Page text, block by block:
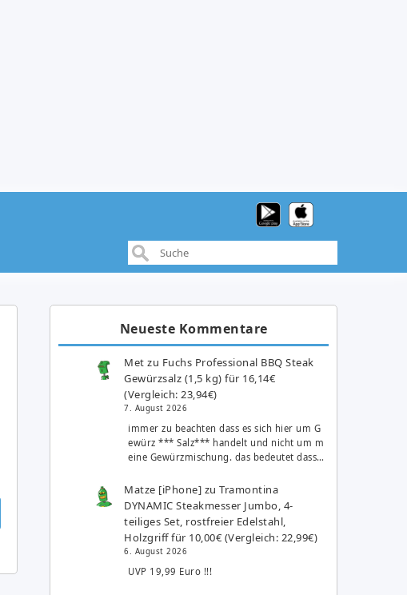
Neueste Kommentare
Met zu Fuchs Professional BBQ Steak
Gewürzsalz (1,5 kg) für 16,14€
(Vergleich: 23,94€)
7. August 2026
immer zu beachten dass es sich hier um G
ewürz *** Salz*** handelt und nicht um m
eine Gewürzmischung. das bedeutet dass…
Matze [iPhone] zuTramontina
DYNAMIC Steakmesser Jumbo, 4-
teiliges Set, rostfreier Edelstahl,
Holzgriff für 10,00€ (Vergleich: 22,99€)
6. August 2026
UVP 19,99 Euro !!!